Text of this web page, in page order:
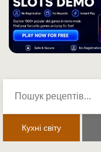
Кухні світу